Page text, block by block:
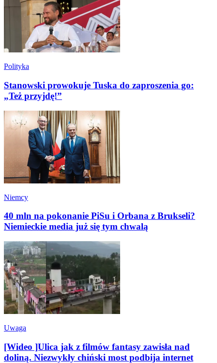
Polityka
Stanowski prowokuje Tuska do zaproszenia go:
„Też przyjdę!”
Niemcy
40 mln na pokonanie PiSu i Orbana z Brukseli?
Niemieckie media już się tym chwalą
Uwaga
[Wideo ]Ulica jak z filmów fantasy zawisła nad
doliną. Niezwykły chiński most podbija internet